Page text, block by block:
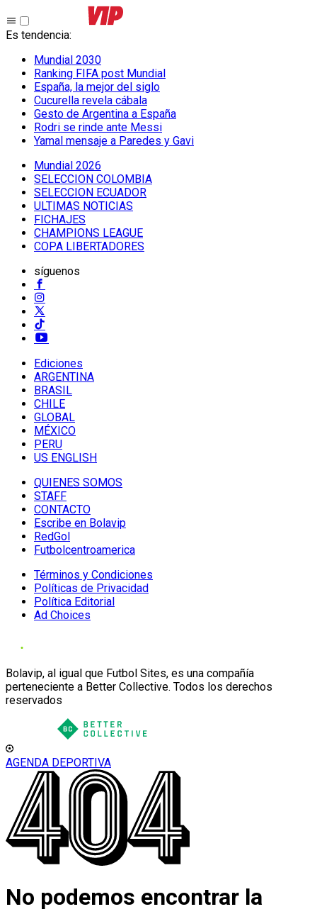
Es tendencia:
Mundial 2030
Ranking FIFA post Mundial
España, la mejor del siglo
Cucurella revela cábala
Gesto de Argentina a España
Rodri se rinde ante Messi
Yamal mensaje a Paredes y Gavi
Mundial 2026
SELECCION COLOMBIA
SELECCION ECUADOR
ULTIMAS NOTICIAS
FICHAJES
CHAMPIONS LEAGUE
COPA LIBERTADORES
síguenos
Ediciones
ARGENTINA
BRASIL
CHILE
GLOBAL
MÉXICO
PERU
US ENGLISH
QUIENES SOMOS
STAFF
CONTACTO
Escribe en Bolavip
RedGol
Futbolcentroamerica
Términos y Condiciones
Políticas de Privacidad
Política Editorial
Ad Choices
Bolavip, al igual que Futbol Sites, es una compañía
perteneciente a Better Collective. Todos los derechos
reservados
AGENDA DEPORTIVA
No podemos encontrar la